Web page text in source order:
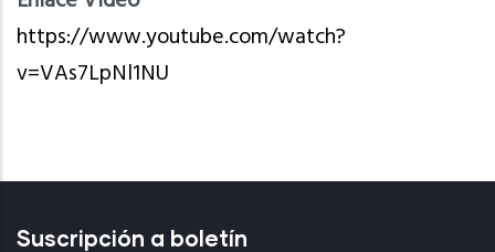
https://www.youtube.com/watch?
v=VAs7LpNl1NU
Suscripción a boletín